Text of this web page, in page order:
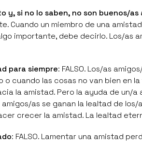
y, si no lo saben, no son buenos/as
Cuando un miembro de una
importante, debe decirlo. Los/as
para siempre: FALSO. Los/as
cuando las cosas no van bien en
la amistad. Pero la ayuda de un/
as se ganan la lealtad de
crecer la amistad. La lealtad
: FALSO. Lamentar una amistad